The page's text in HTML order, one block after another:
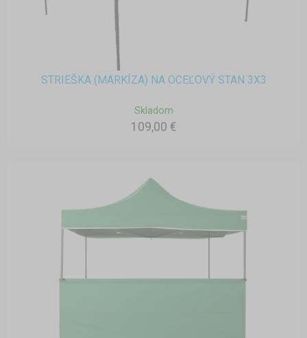
STRIEŠKA (MARKÍZA) NA OCEĽOVÝ STAN 3X3
Skladom
109,00 €